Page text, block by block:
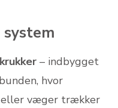
– indbygget
hvor
væger trækker